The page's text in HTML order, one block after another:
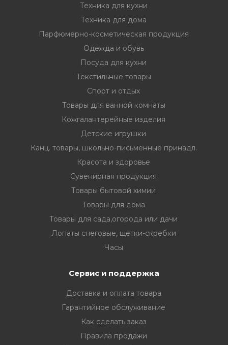
Техника для кухни
Техника для дома
Парфюмерно-косметическая продукция
Одежда и обувь
Посуда для кухни
Текстильные товары
Спорт и отдых
Товары для ванной комнаты
Кожгалантерейные изделия
Детские игрушки
Канц. товары, школьно-письменные принадл.
Красота и здоровье
Сувенирная продукция
Товары бытовой химии
Товары для дома
Товары для сада,огорода или дачи
Лопаты снеговые, щетки-скребки
Часы
Сервис и поддержка
Доставка и оплата товара
Гарантийное обслуживание
Как сделать заказ
Правила продажи